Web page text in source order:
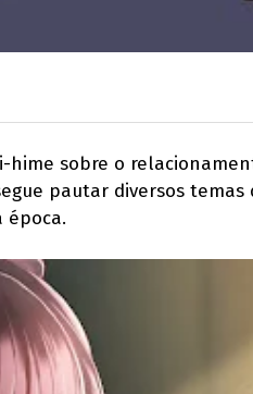
sobre o
pautar diversos
época.